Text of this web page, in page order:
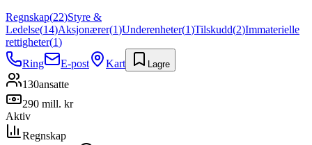
Regnskap(22)Styre &
Ledelse(14)Aksjonærer(1)Underenheter(1)Tilskudd(2)Immaterielle
rettigheter(1)
Ring
E-post Kart Lagre
130ansatte
290 mill. kr
Aktiv
Regnskap